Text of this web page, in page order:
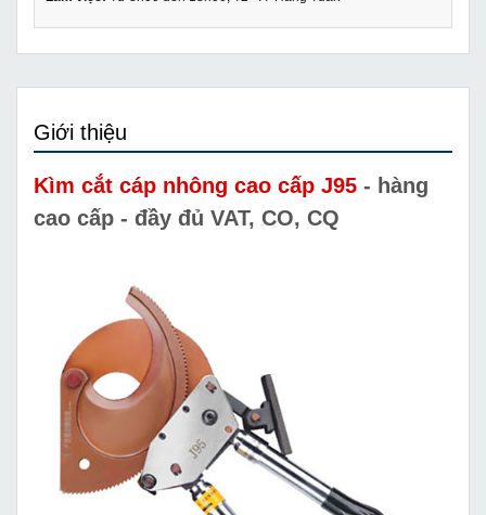
Giới thiệu
Kìm cắt cáp nhông cao cấp J95 - hàng
cao cấp - đầy đủ VAT, CO, CQ